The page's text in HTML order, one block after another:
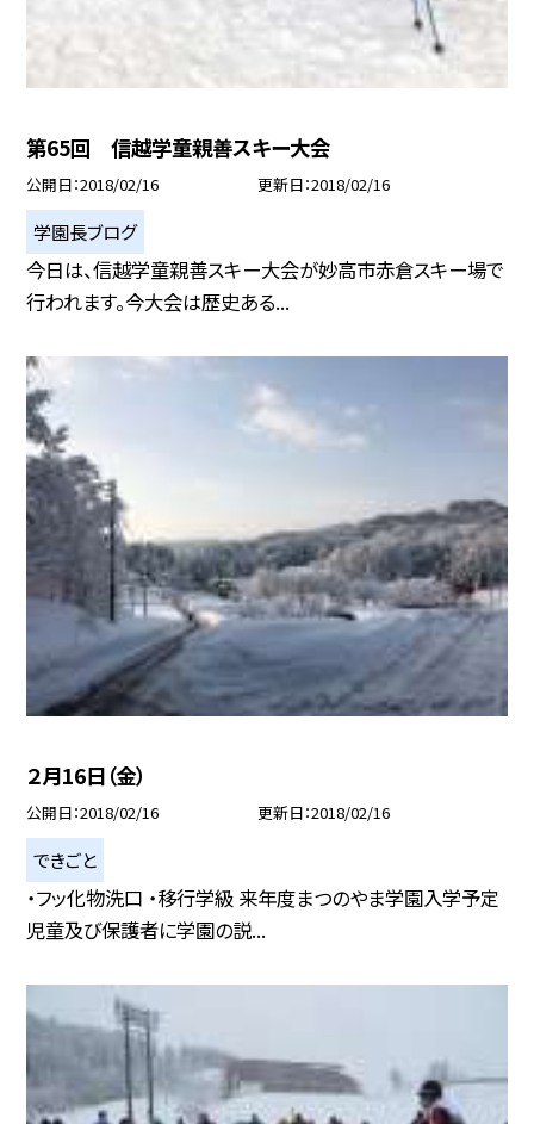
第65回 信越学童親善スキー大会
公開日 2018/02/16 更新日 2018/02/16
学園長ブログ
今日は、信越学童親善スキー大会が妙高市赤倉スキー場で
行われます。今大会は歴史ある...
２月16日（金）
公開日 2018/02/16 更新日 2018/02/16
できごと
・フッ化物洗口 ・移行学級 来年度まつのやま学園入学予定
児童及び保護者に学園の説...